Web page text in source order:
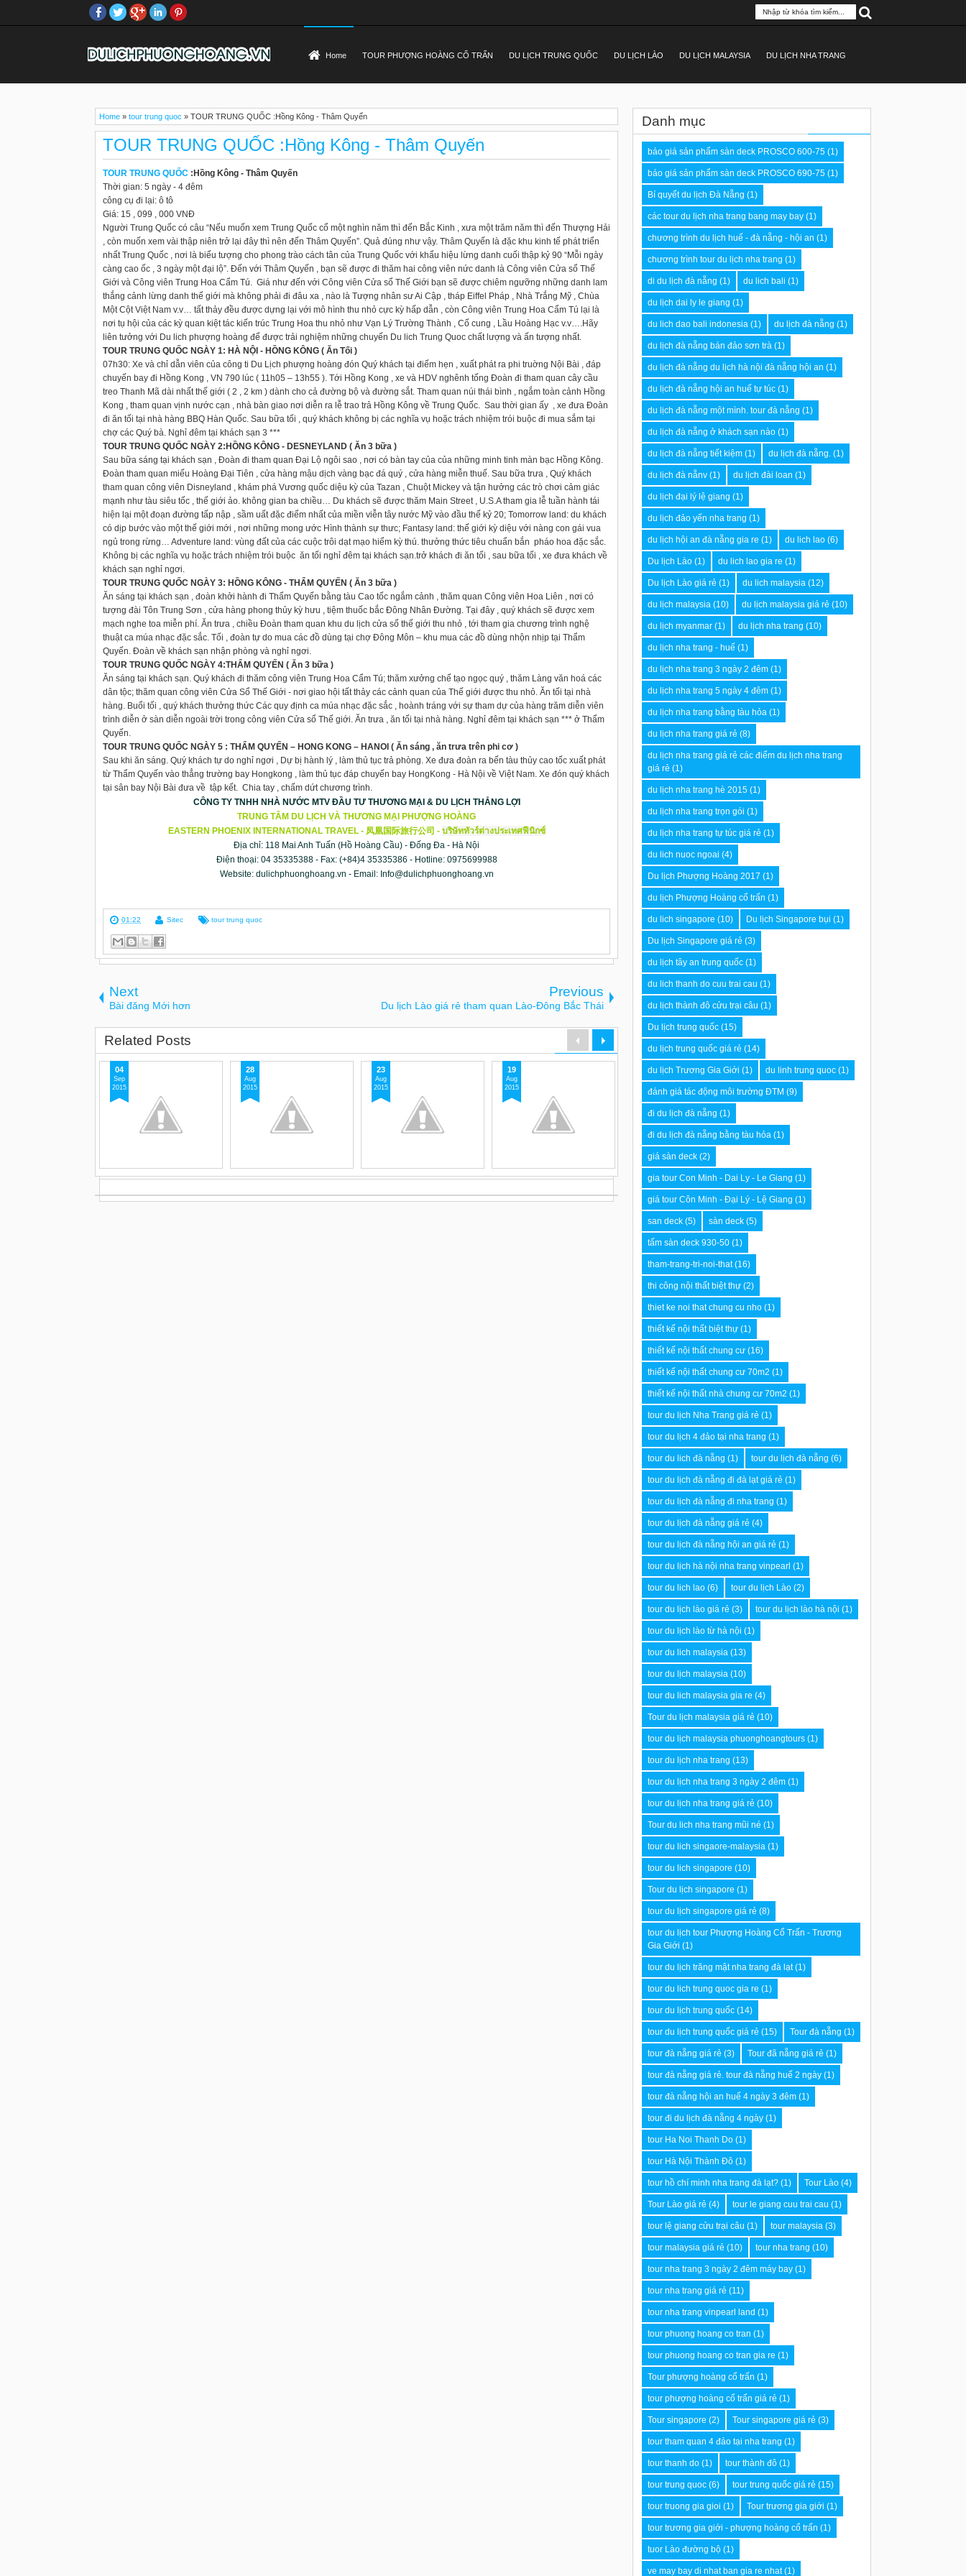
Home TOUR PHƯỢNG HOÀNG CỔ TRẤN DU LỊCH TRUNG QUỐC DU LỊCH LÀO DU LỊCH MALAYSIA DU LỊCH NHA TRANG
Home » tour trung quoc » TOUR TRUNG QUỐC :Hồng Kông - Thâm Quyến
TOUR TRUNG QUỐC :Hồng Kông - Thâm Quyến
TOUR TRUNG QUỐC :Hồng Kông - Thâm Quyến
Thời gian: 5 ngày - 4 đêm
công cụ đi lại: ô tô
Giá: 15 , 099 , 000 VNĐ
Người Trung Quốc có câu “Nếu muốn xem Trung Quốc cổ một nghìn năm thì đến Bắc Kinh , xưa một trăm năm thì đến Thượng Hải
, còn muốn xem vài thập niên trở lại đây thì nên đến Thâm Quyến”. Quả đúng như vậy. Thâm Quyến là đặc khu kinh tế phát triển
nhất Trung Quốc , nơi là biểu tượng cho phong trào cách tân của Trung Quốc với khẩu hiệu lừng danh cuối thập kỷ 90 “Mỗi ngày
càng cao ốc , 3 ngày một đại lộ”. Đến với Thâm Quyến , bạn sẽ được đi thăm hai công viên nức danh là Công viên Cửa sổ Thế
Giới và Công viên Trung Hoa Cẩm Tú. Giá như đến với Công viên Cửa sổ Thế Giới bạn sẽ được chiêm ngưỡng những danh lam
thắng cảnh lừng danh thế giới mà không phải đi đâu xa , nào là Tượng nhân sư Ai Cập , tháp Eiffel Pháp , Nhà Trắng Mỹ , Chùa
Một Cột Việt Nam v.v… tất thảy đều được dựng lại với mô hình thu nhỏ cực kỳ hấp dẫn , còn Công viên Trung Hoa Cẩm Tú lại là
nơi tụ hội của các kỳ quan kiệt tác kiến trúc Trung Hoa thu nhỏ như Vạn Lý Trường Thành , Cố cung , Lầu Hoàng Hạc v.v….Hãy
liên tưởng với Du lich phượng hoàng để được trải nghiệm những chuyến Du lich Trung Quoc chất lượng và ấn tượng nhất.
TOUR TRUNG QUỐC NGÀY 1: HÀ NỘI - HỒNG KÔNG ( Ăn Tối )
07h30: Xe và chỉ dẫn viên của công ti Du Lịch phượng hoàng đón Quý khách tại điểm hẹn , xuất phát ra phi truờng Nội Bài , đáp
chuyến bay đi Hồng Kong , VN 790 lúc ( 11h05 – 13h55 ). Tới Hồng Kong , xe và HDV nghênh tống Đoàn đi tham quan cây cầu
treo Thanh Mã dài nhất thế giới ( 2 , 2 km ) dành cho cả đường bộ và đường sắt. Tham quan núi thái bình , ngắm toàn cảnh Hồng
Kong , tham quan vịnh nước cạn , nhà bàn giao nơi diễn ra lễ trao trả Hồng Kông về Trung Quốc. Sau thời gian ấy , xe đưa Đoàn
đi ăn tối tại nhà hàng BBQ Hàn Quốc. Sau bữa tối , quý khách không bị các nghĩa vụ hoặc trách nhiệm trói buộc đi mua sắm tại
chợ các Quý bà. Nghỉ đêm tại khách sạn 3 ***
TOUR TRUNG QUỐC NGÀY 2:HỒNG KÔNG - DESNEYLAND ( Ăn 3 bữa )
Sau bữa sáng tại khách sạn , Đoàn đi tham quan Đại Lộ ngôi sao , nơi có bàn tay của của những minh tinh màn bạc Hồng Kông.
Đoàn tham quan miếu Hoàng Đại Tiên , cửa hàng mậu dịch vàng bạc đá quý , cửa hàng miễn thuế. Sau bữa trưa , Quý khách
tham quan công viên Disneyland , khám phá Vương quốc diệu kỳ của Tazan , Chuột Mickey và tận hưởng các trò chơi cảm giác
mạnh như tàu siêu tốc , thế giới ảo. không gian ba chiều… Du khách sẽ được thăm Main Street , U.S.A tham gia lễ tuần hành tái
hiện lại một đoạn đường tấp nập , sầm uất đặc điểm nhất của miền viễn tây nước Mỹ vào đầu thế kỷ 20; Tomorrow land: du khách
có dịp bước vào một thế giới mới , nơi những mong ước Hình thành sự thưc; Fantasy land: thế giới kỳ diệu với nàng con gái vua
ngủ trong rừng… Adventure land: vùng đất của các cuộc trôi dạt mạo hiểm kỳ thú. thưởng thức tiêu chuẩn bắn pháo hoa đặc sắc.
Không bị các nghĩa vụ hoặc trách nhiệm trói buộc ăn tối nghỉ đêm tại khách sạn.trở khách đi ăn tối , sau bữa tối , xe đưa khách về
khách sạn nghỉ ngơi.
TOUR TRUNG QUỐC NGÀY 3: HỒNG KÔNG - THẨM QUYẾN ( Ăn 3 bữa )
Ăn sáng tại khách sạn , đoàn khởi hành đi Thẩm Quyến bằng tàu Cao tốc ngắm cảnh , thăm quan Công viên Hoa Liên , nơi có
tượng đài Tôn Trung Sơn , cửa hàng phong thủy kỳ hưu , tiệm thuốc bắc Đông Nhân Đường. Tại đây , quý khách sẽ được xem
mạch nghe toa miễn phí. Ăn trưa , chiều Đoàn tham quan khu du lịch cửa sổ thế giới thu nhỏ , tới tham gia chương trình nghệ
thuật ca múa nhạc đặc sắc. Tối , đoàn tự do mua các đồ dùng tại chợ Đông Môn – khu mua các đồ dùng nhộn nhịp tại Thẩm
Quyến. Đoàn về khách sạn nhận phòng và nghỉ ngơi.
TOUR TRUNG QUỐC NGÀY 4:THẨM QUYẾN ( Ăn 3 bữa )
Ăn sáng tại khách sạn. Quý khách đi thăm công viên Trung Hoa Cẩm Tú; thăm xưởng chế tạo ngọc quý , thăm Làng văn hoá các
dân tộc; thăm quan công viên Cửa Sổ Thế Giới - nơi giao hội tất thảy các cảnh quan của Thế giới được thu nhỏ. Ăn tối tại nhà
hàng. Buổi tối , quý khách thưởng thức Các quy định ca múa nhạc đặc sắc , hoành tráng với sự tham dự của hàng trăm diễn viên
trình diễn ở sàn diễn ngoài trời trong công viên Cửa sổ Thế giới. Ăn trưa , ăn tối tại nhà hàng. Nghỉ đêm tại khách sạn *** ở Thẩm
Quyến.
TOUR TRUNG QUỐC NGÀY 5 : THẨM QUYẾN – HONG KONG – HANOI ( Ăn sáng , ăn trưa trên phi cơ )
Sau khi ăn sáng. Quý khách tự do nghỉ ngơi , Dự bị hành lý , làm thủ tục trả phòng. Xe đưa đoàn ra bến tàu thủy cao tốc xuất phát
từ Thẩm Quyến vào thẳng trường bay Hongkong , làm thủ tục đáp chuyến bay HongKong - Hà Nội về Việt Nam. Xe đón quý khách
tại sân bay Nội Bài đưa về tập kết. Chia tay , chấm dứt chương trình.
CÔNG TY TNHH NHÀ NƯỚC MTV ĐẦU TƯ THƯƠNG MẠI & DU LỊCH THẮNG LỢI
TRUNG TÂM DU LỊCH VÀ THƯƠNG MẠI PHƯỢNG HOÀNG
EASTERN PHOENIX INTERNATIONAL TRAVEL - 凤凰国际旅行公司 - บริษัททัวร์ต่างประเทศฟีนิกซ์
Địa chỉ: 118 Mai Anh Tuấn (Hồ Hoàng Cầu) - Đống Đa - Hà Nội
Điện thoại: 04 35335388 - Fax: (+84)4 35335386 - Hotline: 0975699988
Website: dulichphuonghoang.vn - Email: Info@dulichphuonghoang.vn
01:22 Sitec tour trung quoc
Next
Bài đăng Mới hơn
Previous
Du lịch Lào giá rẻ tham quan Lào-Đông Bắc Thái
Related Posts
Tour trung quốc: CÔN
LÂM
04
Sep
2015
Tour trung quốc : CÔN
28
Aug
2015
Tour trung quoc: THÀNH
)
23
Aug
2015
Tour trung quoc: NAM
GIỚI - phượng hoàng CỔ
19
Aug
2015
Danh mục
báo giá sản phẩm sàn deck PROSCO 600-75 (1)
báo giá sản phẩm sàn deck PROSCO 690-75 (1)
Bí quyết du lịch Đà Nẵng (1)
các tour du lịch nha trang bang may bay (1)
chương trình du lịch huế - đà nẵng - hội an (1)
chương trình tour du lịch nha trang (1)
di du lịch đà nẵng (1) du lich bali (1)
du lịch dai ly le giang (1)
du lich dao bali indonesia (1) du lịch đà nẵng (1)
du lịch đà nẵng bán đảo sơn trà (1)
du lịch đà nẵng du lịch hà nội đà nẵng hội an (1)
du lịch đà nẵng hội an huế tự túc (1)
du lịch đà nẵng một mình. tour đà nẵng (1)
du lịch đà nẵng ở khách sạn nào (1)
du lịch đà nẵng tiết kiệm (1) du lịch đà nẵng. (1)
du lịch đà nẵnv (1) du lịch đài loan (1)
du lịch đại lý lệ giang (1)
du lịch đảo yến nha trang (1)
du lịch hội an đà nẵng gia re (1) du lich lao (6)
Du lịch Lào (1) du lich lao gia re (1)
Du lịch Lào giá rẻ (1) du lich malaysia (12)
du lịch malaysia (10) du lịch malaysia giá rẻ (10)
du lịch myanmar (1) du lịch nha trang (10)
du lịch nha trang - huế (1)
du lịch nha trang 3 ngày 2 đêm (1)
du lịch nha trang 5 ngày 4 đêm (1)
du lịch nha trang bằng tàu hỏa (1)
du lịch nha trang giá rẻ (8)
du lịch nha trang giá rẻ các điểm du lịch nha trang
giá rẻ (1)
du lịch nha trang hè 2015 (1)
du lịch nha trang trọn gói (1)
du lịch nha trang tự túc giá rẻ (1)
du lich nuoc ngoai (4)
Du lịch Phượng Hoàng 2017 (1)
du lịch Phượng Hoàng cổ trấn (1)
du lich singapore (10) Du lịch Singapore bụi (1)
Du lịch Singapore giá rẻ (3)
du lịch tây an trung quốc (1)
du lich thanh do cuu trai cau (1)
du lịch thành đô cửu trại câu (1)
Du lịch trung quốc (15)
du lịch trung quốc giá rẻ (14)
du lịch Trương Gia Giới (1) du linh trung quoc (1)
đánh giá tác động môi trường ĐTM (9)
đi du lịch đà nẵng (1)
đi du lịch đà nẵng bằng tàu hỏa (1)
giá sàn deck (2)
gia tour Con Minh - Dai Ly - Le Giang (1)
giá tour Côn Minh - Đại Lý - Lệ Giang (1)
san deck (5) sàn deck (5)
tấm sàn deck 930-50 (1)
tham-trang-tri-noi-that (16)
thi công nội thất biệt thự (2)
thiet ke noi that chung cu nho (1)
thiết kế nội thất biệt thự (1)
thiết kế nội thất chung cư (16)
thiết kế nội thất chung cư 70m2 (1)
thiết kế nội thất nhà chung cư 70m2 (1)
tour du lịch Nha Trang giá rẻ (1)
tour du lịch 4 đảo tại nha trang (1)
­tour du lich đà nẵng (1) tour du lịch đà nẵng (6)
tour du lịch đà nẵng đi đà lạt giá rẻ (1)
tour du lịch đà nẵng đi nha trang (1)
tour du lịch đà nẵng giá rẻ (4)
tour du lịch đà nẵng hội an giá rẻ (1)
tour du lịch hà nội nha trang vinpearl (1)
tour du lich lao (6) tour du lịch Lào (2)
tour du lịch lào giá rẻ (3) tour du lịch lào hà nội (1)
tour du lịch lào từ hà nội (1)
tour du lich malaysia (13)
tour du lịch malaysia (10)
tour du lich malaysia gia re (4)
Tour du lịch malaysia giá rẻ (10)
tour du lịch malaysia phuonghoangtours (1)
tour du lịch nha trang (13)
tour du lịch nha trang 3 ngày 2 đêm (1)
tour du lịch nha trang giá rẻ (10)
Tour du lich nha trang mũi né (1)
tour du lich singaore-malaysia (1)
tour du lich singapore (10)
Tour du lịch singapore (1)
tour du lịch singapore giá rẻ (8)
tour du lịch tour Phượng Hoàng Cổ Trấn - Trương
Gia Giới (1)
tour du lịch trăng mật nha trang đà lạt (1)
tour du lich trung quoc gia re (1)
tour du lịch trung quốc (14)
tour du lịch trung quốc giá rẻ (15) Tour đà nẵng (1)
tour đà nẵng giá rẻ (3) Tour đã nẵng giá rẻ (1)
tour đà nẵng giá rẻ. tour đà nẵng huế 2 ngày (1)
tour đà nẵng hội an huế 4 ngày 3 đêm (1)
tour đi du lịch đà nẵng 4 ngày (1)
tour Ha Noi Thanh Do (1)
tour Hà Nội Thành Đô (1)
tour hồ chí minh nha trang đà lạt? (1) Tour Lào (4)
Tour Lào giá rẻ (4) tour le giang cuu trai cau (1)
tour lệ giang cửu trại câu (1) tour malaysia (3)
tour malaysia giá rẻ (10) tour nha trang (10)
tour nha trang 3 ngày 2 đêm máy bay (1)
tour nha trang giá rẻ (11)
tour nha trang vinpearl land (1)
tour phuong hoang co tran (1)
tour phuong hoang co tran gia re (1)
Tour phượng hoàng cổ trấn (1)
tour phượng hoàng cổ trấn giá rẻ (1)
Tour singapore (2) Tour singapore giá rẻ (3)
tour tham quan 4 đảo tại nha trang (1)
tour thanh do (1) tour thành đô (1)
tour trung quoc (6) tour trung quốc giá rẻ (15)
tour truong gia gioi (1) Tour trương gia giới (1)
tour trương gia giới - phượng hoàng cổ trấn (1)
tuor Lào đường bộ (1)
ve may bay di nhat ban gia re nhat (1)